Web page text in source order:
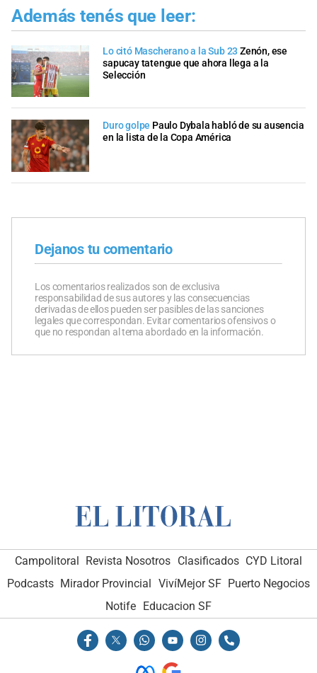
Además tenés que leer:
Lo citó Mascherano a la Sub 23Zenón, ese
sapucay tatengue que ahora llega a la
Selección
Duro golpe Paulo Dybala habló de su ausencia
en la lista de la Copa América
Dejanos tu comentario
Los comentarios realizados son de exclusiva
responsabilidad de sus autores y las consecuencias
derivadas de ellos pueden ser pasibles de las sanciones
legales que correspondan. Evitar comentarios ofensivos o
que no respondan al tema abordado en la información.
Campolitoral Revista Nosotros Clasificados CYD Litoral
Podcasts Mirador Provincial VivíMejor SF Puerto Negocios
Notife Educacion SF